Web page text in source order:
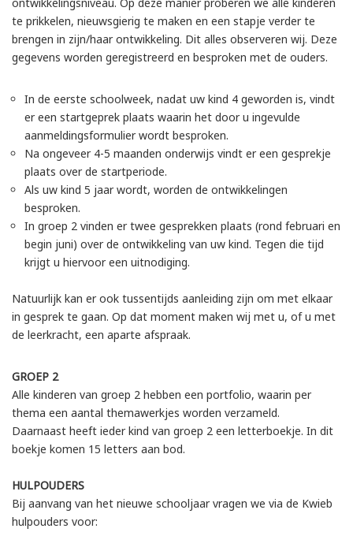
te prikkelen, nieuwsgierig te maken en een stapje verder te
brengen in zijn/haar ontwikkeling. Dit alles observeren wij. Deze
gegevens worden geregistreerd en besproken met de ouders.
In de eerste schoolweek, nadat uw kind 4 geworden is, vindt
er een startgeprek plaats waarin het door u ingevulde
aanmeldingsformulier wordt besproken.
Na ongeveer 4-5 maanden onderwijs vindt er een gesprekje
plaats over de startperiode.
Als uw kind 5 jaar wordt, worden de ontwikkelingen
besproken.
In groep 2 vinden er twee gesprekken plaats (rond februari en
begin juni) over de ontwikkeling van uw kind. Tegen die tijd
krijgt u hiervoor een uitnodiging.
Natuurlijk kan er ook tussentijds aanleiding zijn om met elkaar
in gesprek te gaan. Op dat moment maken wij met u, of u met
de leerkracht, een aparte afspraak.
GROEP 2
Alle kinderen van groep 2 hebben een portfolio, waarin per
thema een aantal themawerkjes worden verzameld.
Daarnaast heeft ieder kind van groep 2 een letterboekje. In dit
boekje komen 15 letters aan bod.
HULPOUDERS
Bij aanvang van het nieuwe schooljaar vragen we via de Kwieb
hulpouders voor: